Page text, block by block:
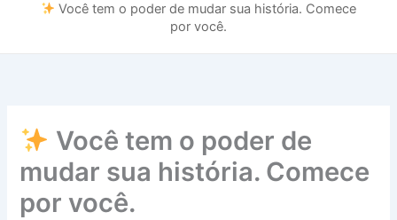
Você tem o poder de mudar sua história. Comece
por você.
Você tem o poder de
mudar sua história. Comece
por você.